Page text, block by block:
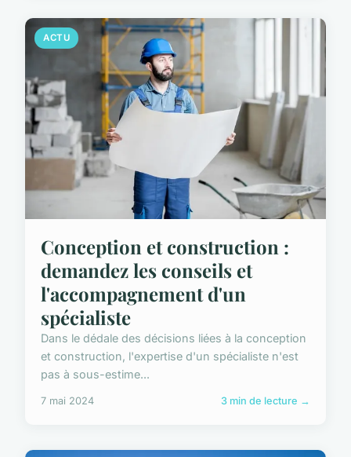
ACTU
Conception et construction :
demandez les conseils et
l'accompagnement d'un
spécialiste
Dans le dédale des décisions liées à la conception
et construction, l'expertise d'un spécialiste n'est
pas à sous-estime...
7 mai 2024 3 min de lecture →